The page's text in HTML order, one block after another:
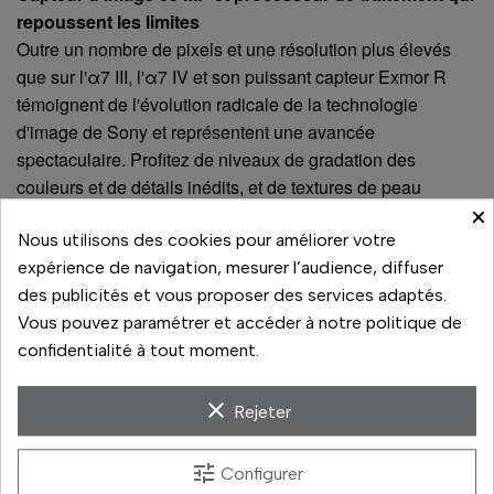
repoussent les limites
Outre un nombre de pixels et une résolution plus élevés
que sur l'α7 III, l'α7 IV et son puissant capteur Exmor R
témoignent de l'évolution radicale de la technologie
d'image de Sony et représentent une avancée
spectaculaire. Profitez de niveaux de gradation des
couleurs et de détails inédits, et de textures de peau
×
Nous utilisons des cookies pour améliorer votre
expérience de navigation, mesurer l’audience, diffuser
des publicités et vous proposer des services adaptés.
Vous pouvez paramétrer et accéder à notre politique de
confidentialité à tout moment.
clear Rejeter
tune Configurer